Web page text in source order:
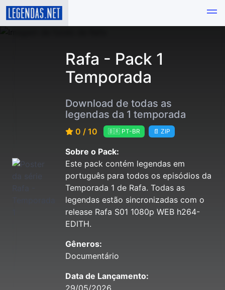
Rafa - Pack 1
Temporada
Download de todas as
legendas da 1 temporada
0 / 10 🇧🇷 PT-BR 📄 ZIP
Sobre o Pack:
Este pack contém legendas em
português para todos os episódios da
Temporada 1 de Rafa. Todas as
legendas estão sincronizadas com o
release Rafa S01 1080p WEB h264-
EDITH.
Gêneros:
Documentário
Data de Lançamento: